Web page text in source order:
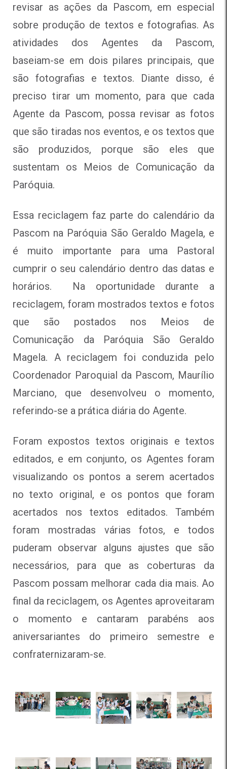
revisar as ações da Pascom, em especial
sobre produção de textos e fotografias. As
atividades dos Agentes da Pascom,
baseiam-se em dois pilares principais, que
são fotografias e textos. Diante disso, é
preciso tirar um momento, para que cada
Agente da Pascom, possa revisar as fotos
que são tiradas nos eventos, e os textos que
são produzidos, porque são eles que
sustentam os Meios de Comunicação da
Paróquia.
Essa reciclagem faz parte do calendário da
Pascom na Paróquia São Geraldo Magela, e
é muito importante para uma Pastoral
cumprir o seu calendário dentro das datas e
horários. Na oportunidade durante a
reciclagem, foram mostrados textos e fotos
que são postados nos Meios de
Comunicação da Paróquia São Geraldo
Magela. A reciclagem foi conduzida pelo
Coordenador Paroquial da Pascom, Maurílio
Marciano, que desenvolveu o momento,
referindo-se a prática diária do Agente.
Foram expostos textos originais e textos
editados, e em conjunto, os Agentes foram
visualizando os pontos a serem acertados
no texto original, e os pontos que foram
acertados nos textos editados. Também
foram mostradas várias fotos, e todos
puderam observar alguns ajustes que são
necessários, para que as coberturas da
Pascom possam melhorar cada dia mais. Ao
final da reciclagem, os Agentes aproveitaram
o momento e cantaram parabéns aos
aniversariantes do primeiro semestre e
confraternizaram-se.